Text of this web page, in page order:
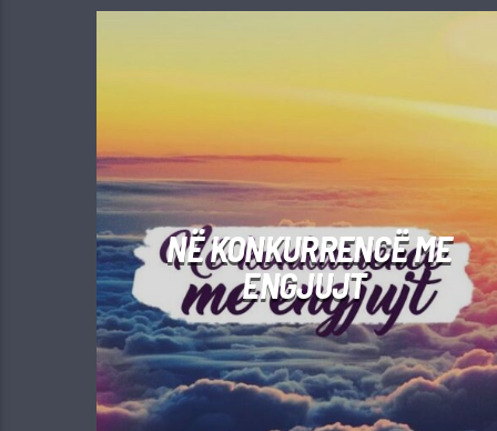
NË KONKURRENCË ME
ENGJUJT